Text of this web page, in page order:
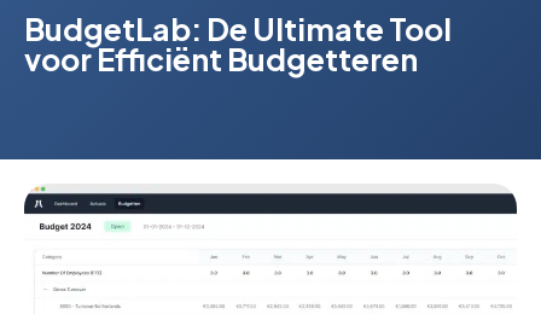
BudgetLab: De Ultimate Tool
voor Efficiënt Budgetteren